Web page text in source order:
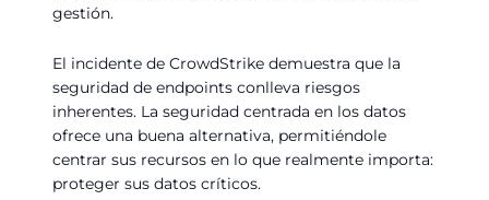
gestión.
El incidente de CrowdStrike demuestra que la
seguridad de endpoints conlleva riesgos
inherentes. La seguridad centrada en los datos
ofrece una buena alternativa, permitiéndole
centrar sus recursos en lo que realmente importa:
proteger sus datos críticos.